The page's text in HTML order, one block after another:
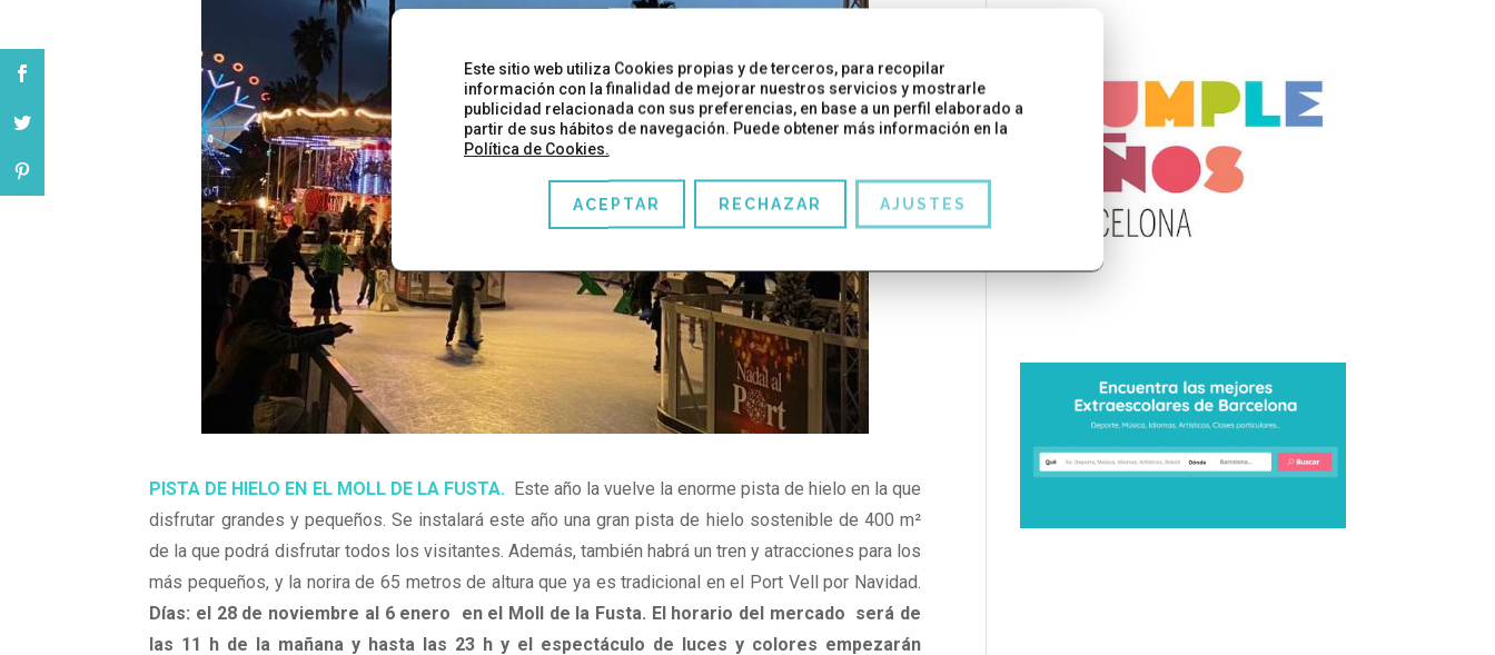
PISTA DE HIELO EN EL MOLL DE LA FUSTA. Este año la vuelve laenorme pista de hielo en la que
disfrutar grandes y pequeños. Se instalará este año una granpista de hielo sostenible de 400 m²
de la que podrá disfrutar todos los visitantes. Además, también habrá un tren y atracciones para los
más pequeños, y la norira de 65 metros de altura que ya es tradicional en el Port Vell por Navidad.
Días: el 28 de noviembre al 6 enero en el Moll de la Fusta. El horario del mercado será de
las 11 h de la mañana y hasta las 23 h y el espectáculo de luces y colores empezarán
Este sitio web utiliza Cookies propias y de terceros, para recopilar
información con la finalidad de mejorar nuestros servicios y mostrarle
publicidad relacionada con sus preferencias, en base a un perfil elaborado a
partir de sus hábitos de navegación. Puede obtener más información en la
Política de Cookies.
ACEPTAR RECHAZAR AJUSTES